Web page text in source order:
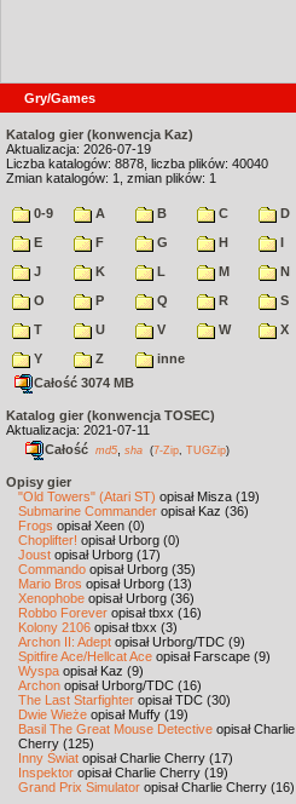
Gry/Games
Katalog gier (konwencja Kaz)
Aktualizacja: 2026-07-19
Liczba katalogów: 8878, liczba plików: 40040
Zmian katalogów: 1, zmian plików: 1
0-9 A B C
D
E
F G H
I
J
K L M
N
O
P Q R
S
T
U V W
X
Y
Z
inne
Całość 3074 MB
Katalog gier (konwencja TOSEC)
Aktualizacja: 2021-07-11
Całość md5 sha (7-Zip TUGZip)
Opisy gier
"Old Towers" (Atari ST) opisał Misza (19)
Submarine Commander opisał Kaz (36)
Frogs opisał Xeen (0)
Choplifter! opisał Urborg (0)
Joust opisał Urborg (17)
Commando opisał Urborg (35)
Mario Bros opisał Urborg (13)
Xenophobe opisał Urborg (36)
Robbo Forever opisał tbxx (16)
Kolony 2106 opisał tbxx (3)
Archon II: Adept opisał Urborg/TDC (9)
Spitfire Ace/Hellcat Ace opisał Farscape (9)
Wyspa opisał Kaz (9)
Archon opisał Urborg/TDC (16)
The Last Starfighter opisał TDC (30)
Dwie Wieże opisał Muffy (19)
Basil The Great Mouse Detective opisał Charlie
Cherry (125)
Inny Świat opisał Charlie Cherry (17)
Inspektor opisał Charlie Cherry (19)
Grand Prix Simulator opisał Charlie Cherry (16)